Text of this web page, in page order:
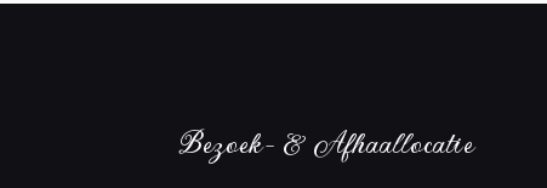
Bezoek- & Afhaallocatie